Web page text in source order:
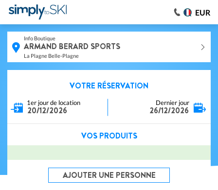
EUR
Info Boutique
ARMAND BERARD SPORTS
La Plagne Belle-Plagne
VOTRE RÉSERVATION
20/12/2026
1er jour de location
26/12/2026
Dernier jour
VOS PRODUITS
AJOUTER UNE PERSONNE